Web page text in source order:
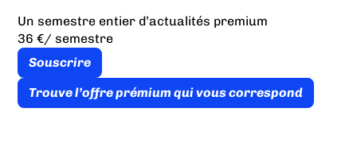
Un semestre entier d’actualités premium
36 €/ semestre
Souscrire
Trouve l’offre prémium qui vous correspond